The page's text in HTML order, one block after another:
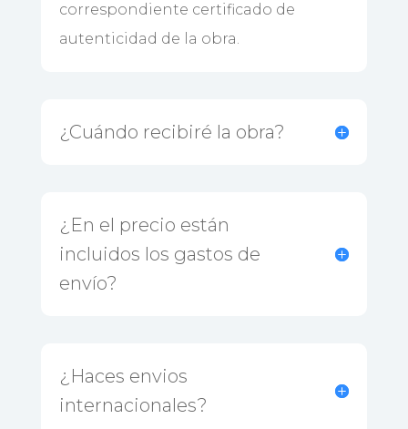
correspondiente certificado de
autenticidad de la obra.
¿Cuándo recibiré la obra?
¿En el precio están
incluidos los gastos de
envío?
¿Haces envios
internacionales?